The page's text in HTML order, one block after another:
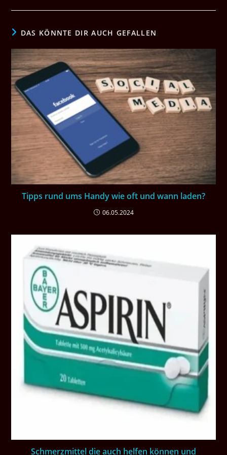
DAS KÖNNTE DIR AUCH GEFALLEN
Tipps rund ums Handy wie oft und wann laden?
06.05.2024
Schmerzmittel die auch helfen können und